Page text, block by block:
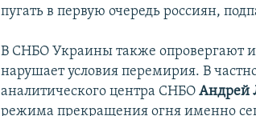
пугать в первую очередь россиян,
В СНБО Украины также опровергают
нарушает условия перемирия. В
аналитического центра СНБОАндрей
режима прекращения огня именно